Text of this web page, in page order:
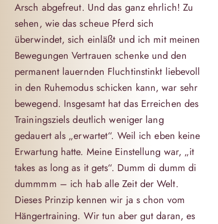
Arsch abgefreut. Und das ganz ehrlich! Zu
sehen, wie das scheue Pferd sich
überwindet, sich einläßt und ich mit meinen
Bewegungen Vertrauen schenke und den
permanent lauernden Fluchtinstinkt liebevoll
in den Ruhemodus schicken kann, war sehr
bewegend. Insgesamt hat das Erreichen des
Trainingsziels deutlich weniger lang
gedauert als „erwartet“. Weil ich eben keine
Erwartung hatte. Meine Einstellung war, „it
takes as long as it gets“. Dumm di dumm di
dummmm – ich hab alle Zeit der Welt.
Dieses Prinzip kennen wir ja s chon vom
Hängertraining. Wir tun aber gut daran, es